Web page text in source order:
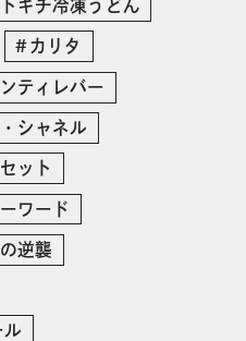
キチ冷凍うどん
カリタ
ティレバー
シャネル
ット
ワード
逆襲
ル